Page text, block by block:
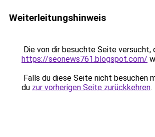
Weiterleitungshinweis
Die von dir besuchte Seite versucht,
https://seonews761.blogspot.com/
Falls du diese Seite nicht besuchen
du zur vorherigen Seite zurückkehren.